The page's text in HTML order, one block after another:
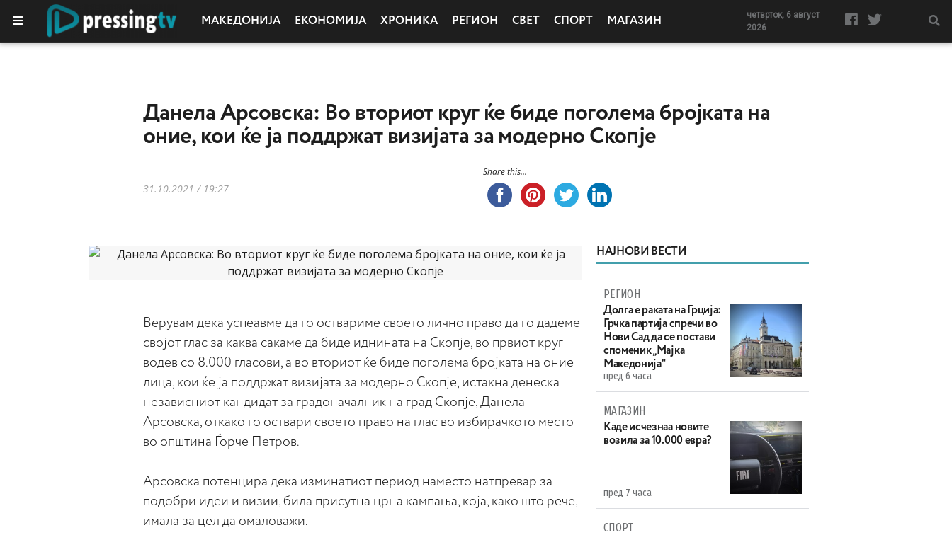
МАКЕДОНИЈА ЕКОНОМИЈА ХРОНИКА РЕГИОН СВЕТ СПОРТ МАГАЗИН
четврток, 6 август
2026
Данела Арсовска: Во вториот круг ќе биде поголема бројката на
оние, кои ќе ја поддржат визијата за модерно Скопје
31.10.2021 / 19:27
Share this...
Верувам дека успеавме да го оствариме своето лично право да го дадеме
својот глас за каква сакаме да биде иднината на Скопје, во првиот круг
водев со 8.000 гласови, а во вториот ќе биде поголема бројката на оние
лица, кои ќе ја поддржат визијата за модерно Скопје, истакна денеска
независниот кандидат за градоначалник на град Скопје, Данела
Арсовска, откако го оствари своето право на глас во избирачкото место
во општина Ѓорче Петров.
Арсовска потенцира дека изминатиот период наместо натпревар за
подобри идеи и визии, била присутна црна кампања, која, како што рече,
имала за цел да омаловажи.
НАЈНОВИ ВЕСТИ
РЕГИОН
Долга е раката на Грција:
Грчка партија спречи во
Нови Сад да се постави
споменик „Мајка
Македонија“
пред 6 часа
МАГАЗИН
Каде исчезнаа новите
возила за 10.000 евра?
пред 7 часа
СПОРТ